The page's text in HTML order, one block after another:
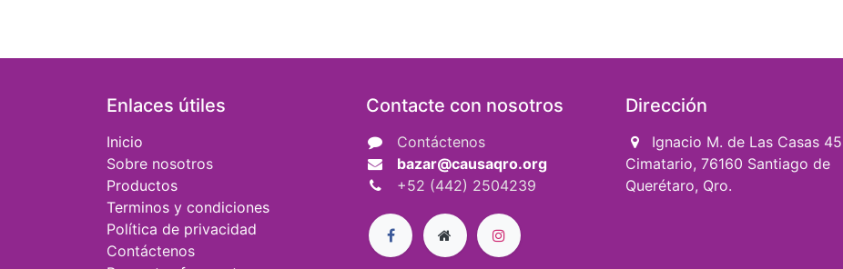
Enlaces útiles
Inicio
Sobre nosotros
Productos
Terminos y condiciones
Política de privacidad
Contáctenos
Contacte con nosotros
Contáctenos
bazar@causaqro.org
+52 (442) 2504239
Dirección
Ignacio M. de Las Casas
Cimatario, 76160 Santiago de
Querétaro, Qro.